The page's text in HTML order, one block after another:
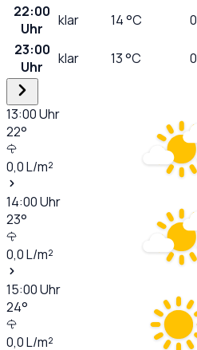
22:00
Uhr
klar 14°C
23:00
Uhr
klar 13°C
13:00Uhr
22°
0,0L/m²
14:00Uhr
23°
0,0L/m²
15:00Uhr
24°
0,0L/m²